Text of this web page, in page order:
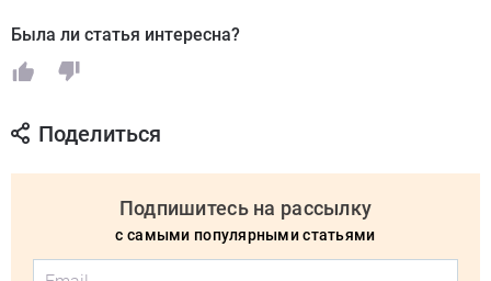
Была ли статья интересна?
Поделиться
Подпишитесь на рассылку
с самыми популярными статьями